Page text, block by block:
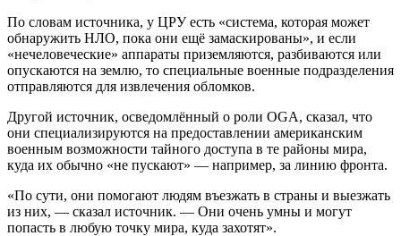
По словам источника, у ЦРУ есть «система, которая может
обнаружить НЛО, пока они ещё замаскированы», и если
«нечеловеческие» аппараты приземляются, разбиваются или
опускаются на землю, то специальные военные подразделения
отправляются для извлечения обломков.
Другой источник, осведомлённый о роли OGA, сказал, что
они специализируются на предоставлении американским
военным возможности тайного доступа в те районы мира,
куда их обычно «не пускают» — например, за линию фронта.
«По сути, они помогают людям въезжать в страны и выезжать
из них, — сказал источник. — Они очень умны и могут
попасть в любую точку мира, куда захотят».